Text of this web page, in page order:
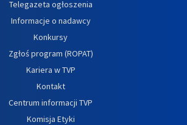
Telegazeta ogłoszenia
Informacje o nadawcy
Konkursy
Zgłoś program (ROPAT)
Kariera w TVP
Kontakt
Centrum informacji TVP
Komisja Etyki